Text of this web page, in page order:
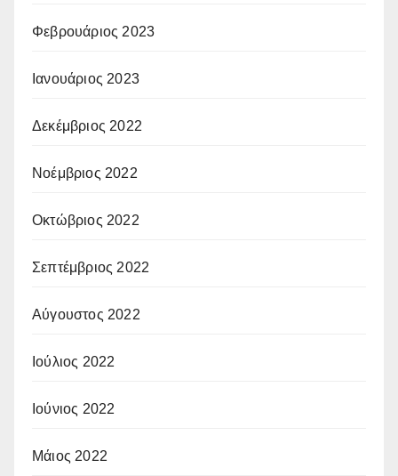
Φεβρουάριος 2023
Ιανουάριος 2023
Δεκέμβριος 2022
Νοέμβριος 2022
Οκτώβριος 2022
Σεπτέμβριος 2022
Αύγουστος 2022
Ιούλιος 2022
Ιούνιος 2022
Μάιος 2022